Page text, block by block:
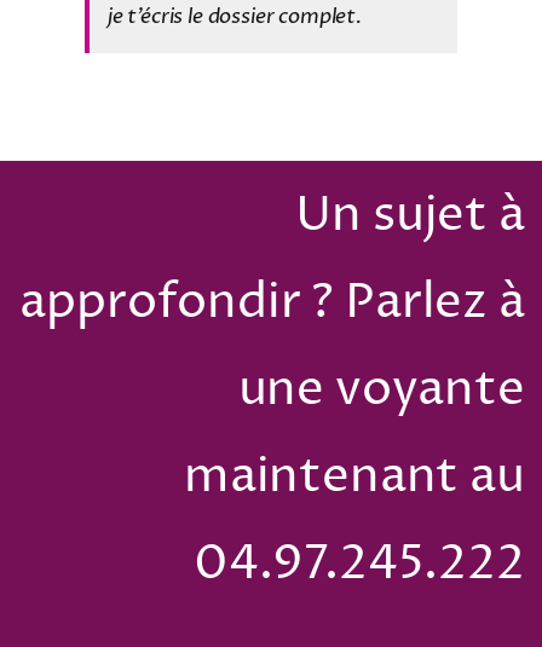
je t’écris le dossier complet.
Un sujet à
approfondir ? Parlez à
une voyante
maintenant au
04.97.245.222